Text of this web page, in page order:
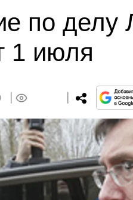
по делу
1 июля